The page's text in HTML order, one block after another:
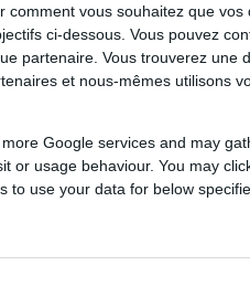
comment vous souhaitez que vos
ci-dessous. Vous pouvez
partenaire. Vous trouverez une
et nous-mêmes utilisons
Google services and may
or usage behaviour. You may
to use your data for below